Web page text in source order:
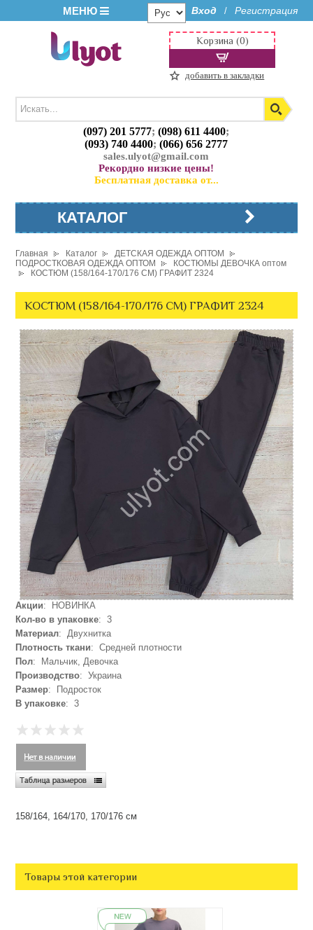
МЕНЮ Вход / Регистрация
(097) 201 5777;(098) 611 4400;
(093) 740 4400;(066) 656 2777
sales.ulyot@gmail.com
Рекордно низкие цены!
Бесплатная доставка от...
Корзина (0)
добавить в закладки
КАТАЛОГ
Главная Каталог
ДЕТСКАЯ ОДЕЖДА ОПТОМ
ПОДРОСТКОВАЯ ОДЕЖДА ОПТОМ
КОСТЮМЫ ДЕВОЧКА оптом
КОСТЮМ (158/164-170/176 СМ) ГРАФИТ 2324
КОСТЮМ (158/164-170/176 СМ) ГРАФИТ 2324
Акции: НОВИНКА
Кол-во в упаковке: 3
Материал: Двухнитка
Плотность ткани: Средней плотности
Пол: Мальчик, Девочка
Производство: Украина
Размер: Подросток
В упаковке: 3
158/164, 164/170, 170/176 см
Товары этой категории